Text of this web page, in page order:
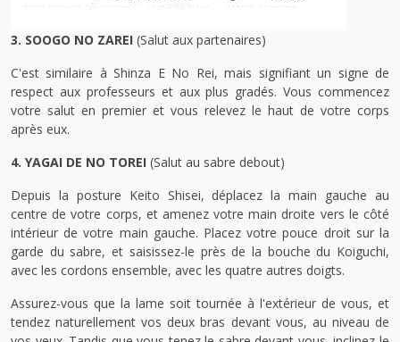
3. SOOGO NO ZAREI (Salut aux partenaires)
C'est similaire à Shinza E No Rei, mais signifiant un signe de
respect aux professeurs et aux plus gradés. Vous commencez
votre salut en premier et vous relevez le haut de votre corps
après eux.
4. YAGAI DE NO TOREI (Salut au sabre debout)
Depuis la posture Keito Shisei, déplacez la main gauche au
centre de votre corps, et amenez votre main droite vers le côté
intérieur de votre main gauche. Placez votre pouce droit sur la
garde du sabre, et saisissez-le près de la bouche du Koiguchi,
avec les cordons ensemble, avec les quatre autres doigts.
Assurez-vous que la lame soit tournée à l'extérieur de vous, et
tendez naturellement vos deux bras devant vous, au niveau de